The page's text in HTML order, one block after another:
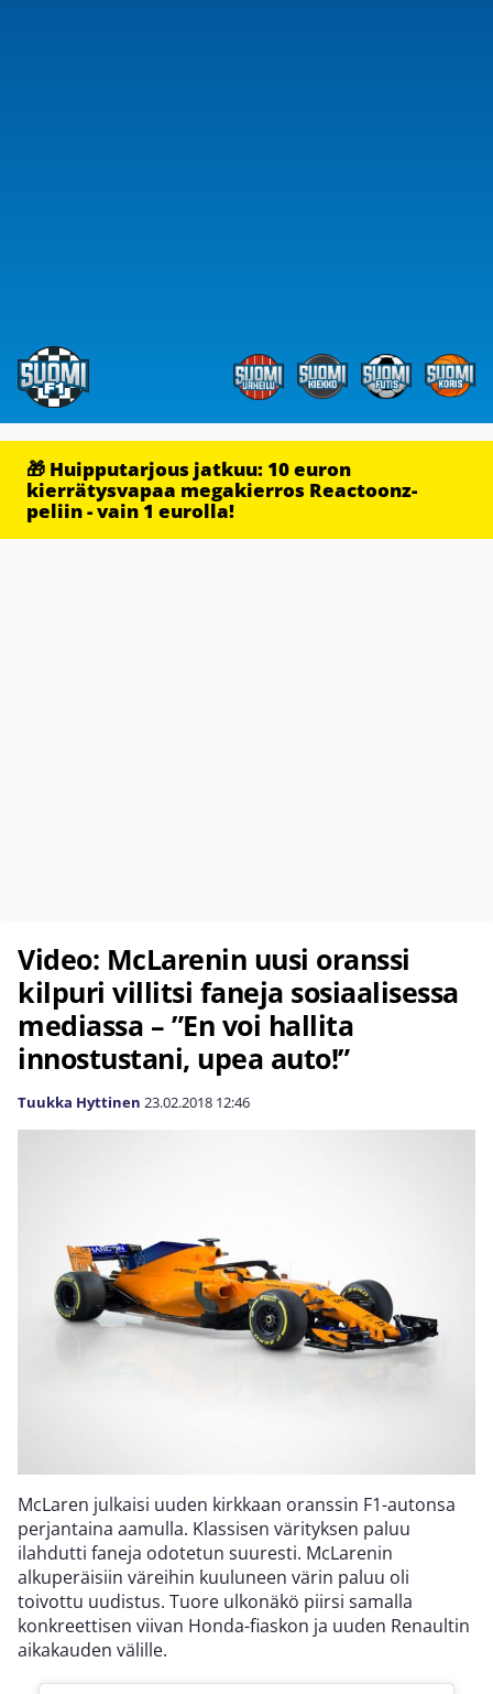
🎁 Huipputarjous jatkuu: 10 euron
kierrätysvapaa megakierros Reactoonz-
peliin - vain 1 eurolla!
Video: McLarenin uusi oranssi
kilpuri villitsi faneja sosiaalisessa
mediassa – ”En voi hallita
innostustani, upea auto!”
Tuukka Hyttinen 23.02.2018 12:46
McLaren julkaisi uuden kirkkaan oranssin F1-autonsa
perjantaina aamulla. Klassisen värityksen paluu
ilahdutti faneja odotetun suuresti. McLarenin
alkuperäisiin väreihin kuuluneen värin paluu oli
toivottu uudistus. Tuore ulkonäkö piirsi samalla
konkreettisen viivan Honda-fiaskon ja uuden Renaultin
aikakauden välille.